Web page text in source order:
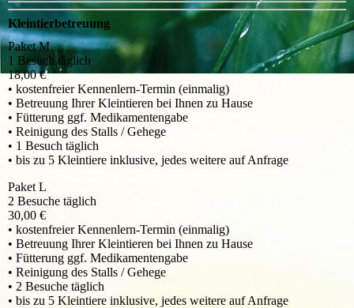
Kleintierbetreuung
Paket M
1 Besuch täglich
18,00 €
• kostenfreier Kennenlern-Termin (einmalig)
• Betreuung Ihrer Kleintieren bei Ihnen zu Hause
• Fütterung ggf. Medikamentengabe
• Reinigung des Stalls / Gehege
• 1 Besuch täglich
• bis zu 5 Kleintiere inklusive, jedes weitere auf Anfrage
Paket L
2 Besuche täglich
30,00 €
• kostenfreier Kennenlern-Termin (einmalig)
• Betreuung Ihrer Kleintieren bei Ihnen zu Hause
• Fütterung ggf. Medikamentengabe
• Reinigung des Stalls / Gehege
• 2 Besuche täglich
• bis zu 5 Kleintiere inklusive, jedes weitere auf Anfrage